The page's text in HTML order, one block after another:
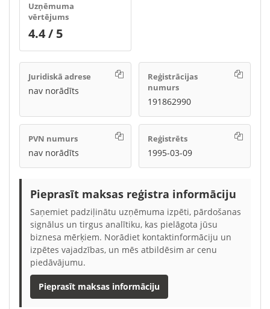
Uzņēmuma
vērtējums
4.4 / 5
Juridiskā adrese
nav norādīts
Reģistrācijas
numurs
191862990
PVN numurs
nav norādīts
Reģistrēts
1995-03-09
Pieprasīt maksas reģistra informāciju
Saņemiet padziļinātu uzņēmuma izpēti, pārdošanas
signālus un tirgus analītiku, kas pielāgota jūsu
biznesa mērķiem. Norādiet kontaktinformāciju un
izpētes vajadzības, un mēs atbildēsim ar cenu
piedāvājumu.
Pieprasīt maksas informāciju